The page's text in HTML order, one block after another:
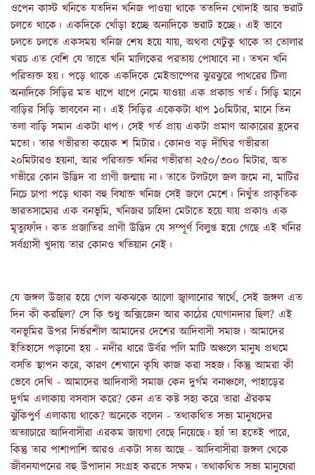
ওপেন কাস্ট খনিতে যতদিন খনিজ পাওয়া থাকে ততদিন খোদাই আর ভরাট
চলতে থাকে। একদিকে খোঁড়া হচ্ছে অন্যদিকে ভরাট হচ্ছে। এই ভাবে
চলতে চলতে একসময় খনিজ শেষ হয়ে যায়, অথবা যেটুকু থাকে তা তোলার
খরচ এত বেশি যে তাতে খনি মালিকের পরতায় পোষাবে না। তখন খনি
পরিত্যক্ত হয়। পড়ে থাকে একদিকে মেইন্ডাম্পের ঝুরঝুরে পাথরের টিলা
অন্যদিকে সিড়ির মত ধাপে ধাপে নেমে যাওয়া এক প্রকান্ড গর্ত। সিড়ি মানে
বাড়ির সিড়ি ভাববেন না। এই সিড়ির একেকটা ধাপ ১০মিটার, মানে তিন
তলা বাড়ি সমান একটা ধাপ। সেই গর্ত প্রায় একটা প্রমাণ আকারের হ্রদের
মতো। তার গভীরতা কয়েক শ মিটার। কোনও বড় দীঘির গভীরতা
২০মিটারও হয়না, আর পরিত্যক্ত খনির গভীরতা ২৫০/৩০০ মিটার, অত
গভীরে কোন উদ্ভিদ বা প্রাণী জন্মায় না। তাতে টলটলে জল জমে না, মাটির
নিচে চাপা পড়ে থাকা বহু বিষাক্ত খনিজ সেই জলে মেশে। নিখুঁত প্রাকৃতিক
ভারতসাম্যের এক বনভূমি, খনিজর চাহিদা মেটাতে হয়ে যায় প্রকাণ্ড এক
মৃত্যুফাঁদ। কত প্রজাতির প্রাণী উদ্ভিদ যে সম্পূর্ণ বিলুপ্ত হয়ে গেছে এই খনির
সর্বগ্রাসী খুদায় তার কোনও খতিয়ান নেই।
যে জঙ্গল উজার হয়ে গেল ঝকঝকে আলো জ্বালানোর স্বার্থে, সেই জঙ্গল এত
দিন কী করছিল? সে কি শুধু অক্সিজেন আর কাঠের যোগানদার ছিল? এই
বনভূমির উপর নির্ভরশীল আমাদের দেশের আদিবাসী সমাজ। আমাদের
ইতিহাসে পড়ানো হয় - নদীর ধারে উর্বর পলি মাটি অঞ্চলে মানুষ প্রথমে
বসতি স্থাপন করে, কারণ শেখানে কৃষি কাজ করা সহজ। কিন্তু আমরা কী
ভেবে দেখি - আমাদের আদিবাসী সমাজ কেন দুর্গম বনাঞ্চলে, পাহাড়ের
দুর্গম এলাকায় বসবাস করে? কেন এত কষ্ট সহ্য করে তারা ঐরকম
ঝুঁকিপুর্ণ এলাকায় থাকে? অনেকে বলেন - তথাকথিত সভ্য মানুষদের
অত্যাচারে আদিবাসীরা এরকম জায়গা বেছে নিয়েছে। হ্যাঁ তা হতেই পারে,
কিন্তু তার পাশাপাশি আরও একটা সত্য আছে - আদিবাসীরা জঙ্গল থেকে
জীবনযাপনের বহু উপাদান সংগ্রহ করতে সক্ষম। তথাকথিত সভ্য মানুষেরা